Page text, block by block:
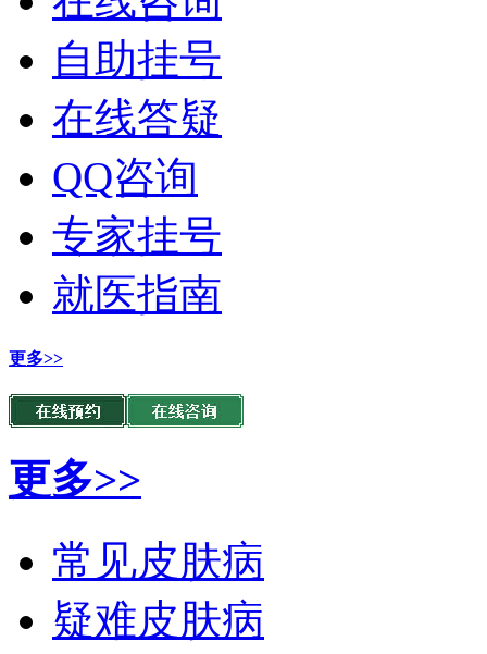
自助挂号
在线答疑
QQ咨询
专家挂号
就医指南
更多>>
更多>>
常见皮肤病
疑难皮肤病